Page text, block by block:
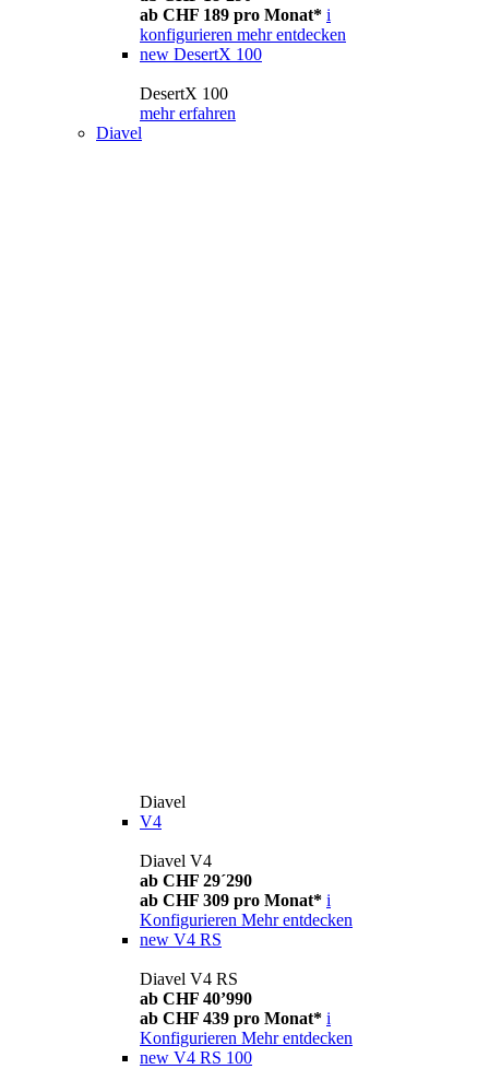
ab CHF 189 pro Monat* i
konfigurieren mehr entdecken
new DesertX 100
DesertX 100
mehr erfahren
Diavel
Diavel
V4
Diavel V4
ab CHF 29´290
ab CHF 309 pro Monat* i
Konfigurieren Mehr entdecken
new V4 RS
Diavel V4 RS
ab CHF 40’990
ab CHF 439 pro Monat* i
Konfigurieren Mehr entdecken
new V4 RS 100